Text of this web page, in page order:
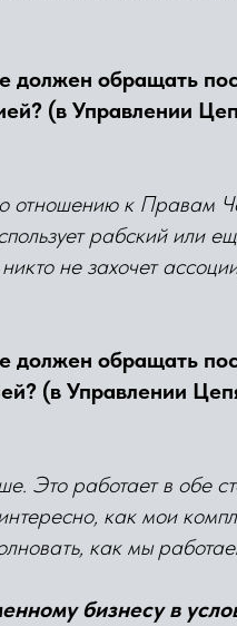
должен обращать
(в Управлении
отношению к Правам
рабский или
не захочет
должен обращать
(в Управлении
Это работает в обе
как мои
как мы
бизнесу в